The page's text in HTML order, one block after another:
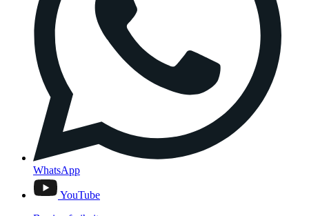
WhatsApp
YouTube